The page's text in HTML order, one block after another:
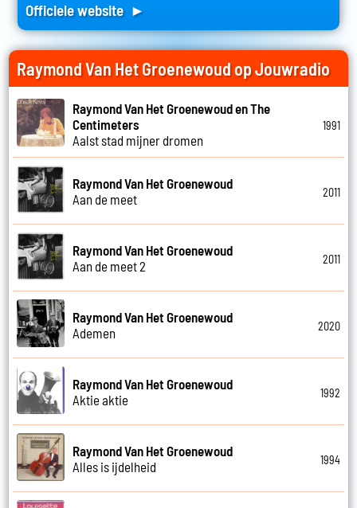
Officiele website ►
Raymond Van Het Groenewoud op Jouwradio
Raymond Van Het Groenewoud en The
Centimeters
Aalst stad mijner dromen
1991
Raymond Van Het Groenewoud
Aan de meet
2011
Raymond Van Het Groenewoud
Aan de meet 2
2011
Raymond Van Het Groenewoud
Ademen
2020
Raymond Van Het Groenewoud
Aktie aktie
1992
Raymond Van Het Groenewoud
Alles is ijdelheid
1994